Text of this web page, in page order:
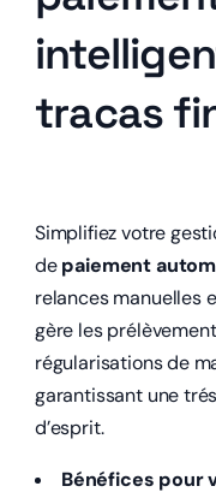
tracas
Simplifiez votre
depaiement
relances manuelles
gère les
régularisations de
garantissant une
d’esprit.
Bénéfices pour